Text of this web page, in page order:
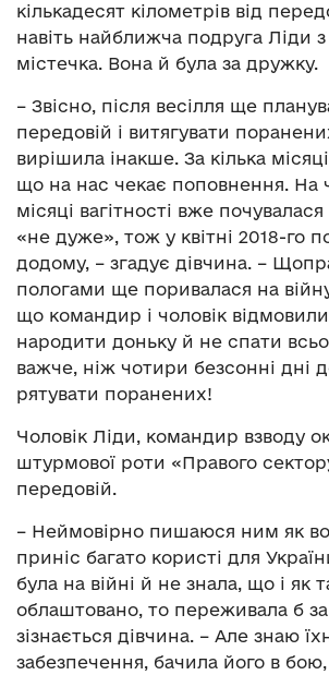
кількадесят кілометрів від
навіть найближча подруга Ліди з
містечка. Вона й була за дружку.
– Звісно, після весілля ще
передовій і витягувати
вирішила інакше. За кілька
що на нас чекає поповнення. На
місяці вагітності вже
«не дуже», тож у квітні 2018-го
додому, – згадує дівчина. –
пологами ще поривалася на
що командир і чоловік
народити доньку й не спати
важче, ніж чотири безсонні дні
рятувати поранених!
Чоловік Ліди, командир взводу
штурмової роти «Правого
передовій.
– Неймовірно пишаюся ним як
приніс багато користі для
була на війні й не знала, що і як
облаштовано, то переживала б за
зізнається дівчина. – Але знаю
забезпечення, бачила його в